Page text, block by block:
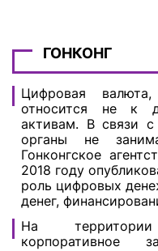
ГОНКОНГ
Цифровая
относится не к
активам. В связи
органы не
Гонконгское
2018 году
роль цифровых
денег,
На
корпоративное